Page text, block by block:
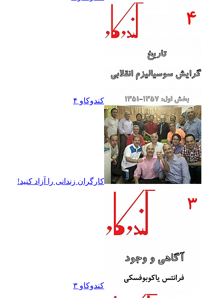
کندوکاو ۴
کارگران زندانى را آزاد کنيد!
کندوکاو ۳